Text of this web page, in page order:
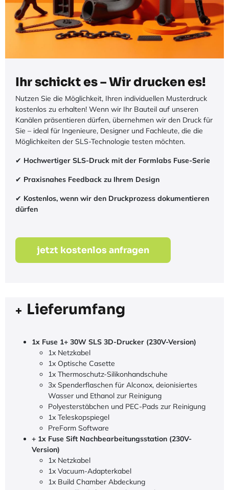
Ihr schickt es – Wir drucken es!
Nutzen Sie die Möglichkeit, Ihren individuellen Musterdruck
kostenlos zu erhalten! Wenn wir Ihr Bauteil auf unseren
Kanälen präsentieren dürfen, übernehmen wir den Druck für
Sie – ideal für Ingenieure, Designer und Fachleute, die die
Möglichkeiten der SLS-Technologie testen möchten.
✔ Hochwertiger SLS-Druck mit der Formlabs Fuse-Serie
✔ Praxisnahes Feedback zu Ihrem Design
✔ Kostenlos, wenn wir den Druckprozess dokumentieren
dürfen
jetzt kostenlos anfragen
Lieferumfang
1x Fuse 1+ 30W SLS 3D-Drucker (230V-Version)
1x Netzkabel
1x Optische Casette
1x Thermoschutz-Silikonhandschuhe
3x Spenderflaschen für Alconox, deionisiertes
Wasser und Ethanol zur Reinigung
Polyesterstäbchen und PEC-Pads zur Reinigung
1x Teleskopspiegel
PreForm Software
+ 1x Fuse Sift Nachbearbeitungsstation (230V-
Version)
1x Netzkabel
1x Vacuum-Adapterkabel
1x Build Chamber Abdeckung